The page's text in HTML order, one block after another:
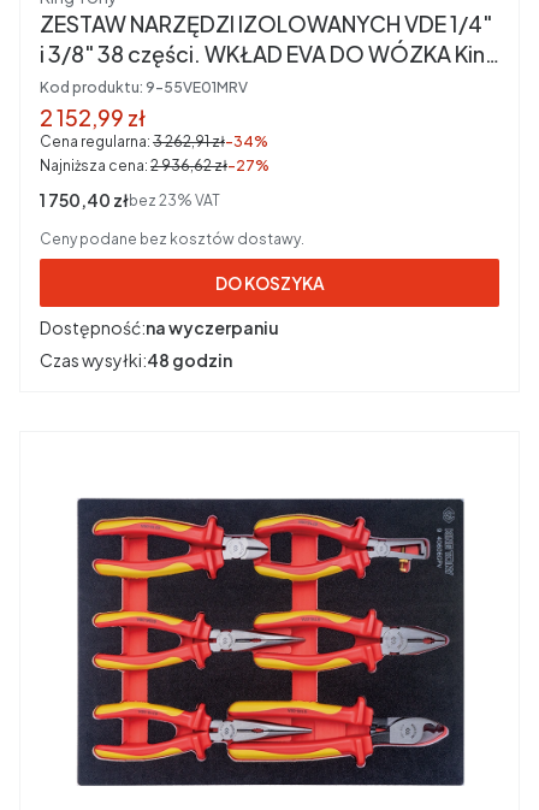
ZESTAW NARZĘDZI IZOLOWANYCH VDE 1/4"
i 3/8" 38 części. WKŁAD EVA DO WÓZKA King
Tony 9-55VE01MRV
Kod produktu: 9-55VE01MRV
Cena promocyjna brutto
2 152,99 zł
Cena regularna: 3 262,91 zł-34%
Najniższa cena: 2 936,62 zł-27%
Cena netto
1 750,40 złbez 23% VAT
Ceny podane bez kosztów dostawy.
DO KOSZYKA
Dostępność:na wyczerpaniu
Czas wysyłki:48 godzin